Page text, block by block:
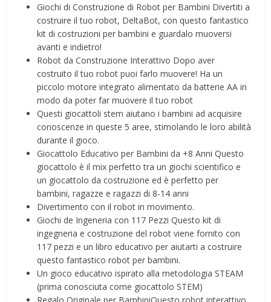
Giochi di Construzione di Robot per Bambini Divertiti a
costruire il tuo robot, DeltaBot, con questo fantastico
kit di costruzioni per bambini e guardalo muoversi
avanti e indietro!
Robot da Construzione Interattivo Dopo aver
costruito il tuo robot puoi farlo muovere! Ha un
piccolo motore integrato alimentato da batterie AA in
modo da poter far muovere il tuo robot
Questi giocattoli stem aiutano i bambini ad acquisire
conoscenze in queste 5 aree, stimolando le loro abilità
durante il gioco.
Giocattolo Educativo per Bambini da +8 Anni Questo
giocattolo è il mix perfetto tra un giochi scientifico e
un giocattolo da costruzione ed è perfetto per
bambini, ragazze e ragazzi di 8-14 anni
Divertimento con il robot in movimento.
Giochi de Ingeneria con 117 Pezzi Questo kit di
ingegneria e costruzione del robot viene fornito con
117 pezzi e un libro educativo per aiutarti a costruire
questo fantastico robot per bambini.
Un gioco educativo ispirato alla metodologia STEAM
(prima conosciuta come giocattolo STEM)
Regalo Originale per BambiniQuesto robot interattivo